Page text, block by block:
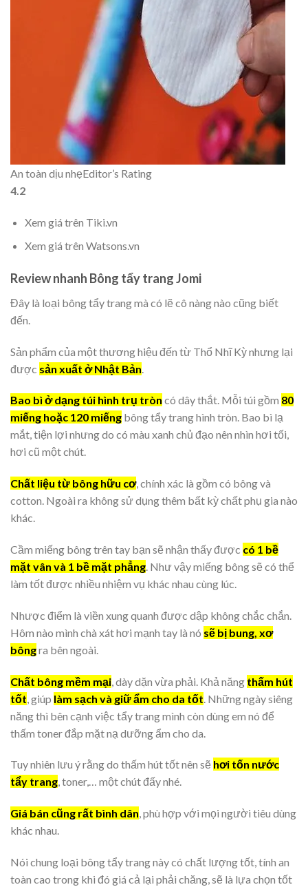
An toàn dịu nhẹEditor’s Rating
4.2
Xem giá trên Tiki.vn
Xem giá trên Watsons.vn
Review nhanh Bông tẩy trang Jomi
Đây là loại bông tẩy trang mà có lẽ cô nàng nào cũng biết
đến.
Sản phẩm của một thương hiệu đến từ Thổ Nhĩ Kỳ nhưng lại
được sản xuất ở Nhật Bản
Bao bì ở dạng túi hình trụ tròn có dây thắt. Mỗi túi gồm 80
miếng hoặc 120 miếng bông tẩy trang hình tròn. Bao bì lạ
mắt, tiện lợi nhưng do có màu xanh chủ đạo nên nhìn hơi tối,
hơi cũ một chút.
Chất liệu từ bông hữu cơ, chính xác là gồm có bông và
cotton. Ngoài ra không sử dụng thêm bất kỳ chất phụ gia nào
khác.
Cầm miếng bông trên tay bạn sẽ nhận thấy được có 1 bề
mặt vân và 1 bề mặt phẳng. Như vậy miếng bông sẽ có thể
làm tốt được nhiều nhiệm vụ khác nhau cùng lúc.
Nhược điểm là viền xung quanh được dập không chắc chắn.
Hôm nào mình chà xát hơi mạnh tay là nó sẽ bị bung, xơ
bôngra bên ngoài.
Chất bông mềm mại , dày dặn vừa phải. Khả năng thấm hút
tốt , giúp làm sạch và giữ ẩm cho da tốt . Những ngày siêng
năng thì bên cạnh việc tẩy trang mình còn dùng em nó để
thấm toner đắp mặt nạ dưỡng ẩm cho da.
Tuy nhiên lưu ý rằng do thấm hút tốt nên sẽ hơi tốn nước
tẩy trang, toner,… một chút đấy nhé.
Giá bán cũng rất bình dân, phù hợp với mọi người tiêu dùng
khác nhau.
Nói chung loại bông tẩy trang này có chất lượng tốt, tính an
toàn cao trong khi đó giá cả lại phải chăng, sẽ là lựa chọn tốt